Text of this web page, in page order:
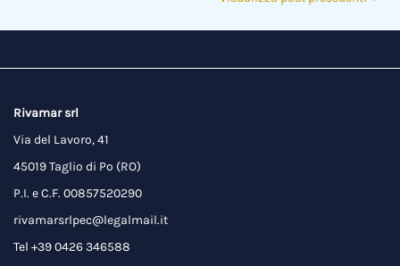
Rivamar srl
Via del Lavoro, 41
45019 Taglio di Po (RO)
P.I. e C.F. 00857520290
rivamarsrlpec@legalmail.it
Tel +39 0426 346588